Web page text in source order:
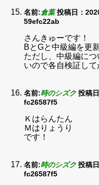
名前:倉葉 投稿日：
59efc22ab
さんきゅーです！
BとGと中級編を更
ただし、中級編に
いので各自検証し
名前:時のシズク 投稿
fc26587f5
Ｋはらんたん
Ｍはりょうり
です！
名前:時のシズク 投稿
fc26587f5